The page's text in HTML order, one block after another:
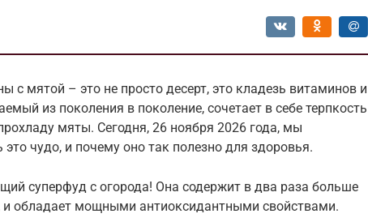
с мятой – это не просто десерт, это кладезь витаминов и
из поколения в поколение, сочетает в себе терпкость
мяты. Сегодня, 26 ноября 2026 года, мы
чудо, и почему оно так полезно для здоровья.
суперфуд с огорода! Она содержит в два раза больше
и обладает мощными антиоксидантными свойствами.